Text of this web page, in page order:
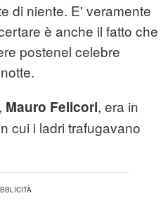
di niente. E' veramente
è anche il fatto che
postenel celebre
Mauro Felicori, era in
cui i ladri trafugavano